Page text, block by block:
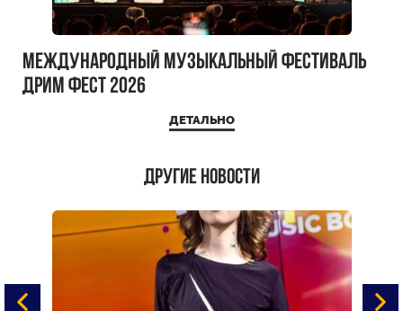
Международный музыкальный фестиваль
ДРИМ ФЕСТ 2026
ДЕТАЛЬНО
Другие новости